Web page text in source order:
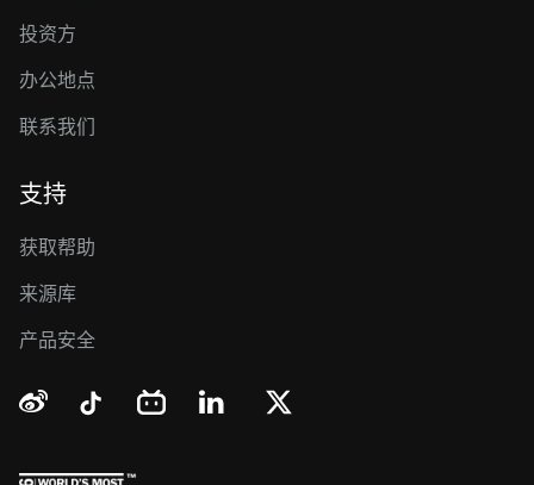
投资方
办公地点
联系我们
支持
获取帮助
来源库
产品安全